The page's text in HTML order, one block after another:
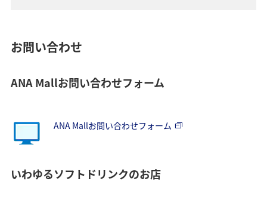
お問い合わせ
ANA Mallお問い合わせフォーム
ANA Mallお問い合わせフォーム
いわゆるソフトドリンクのお店